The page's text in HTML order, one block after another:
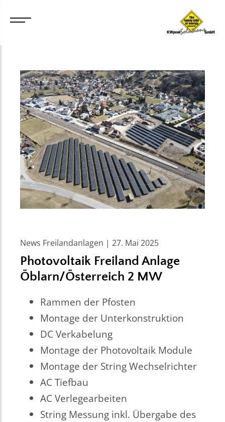
News Freilandanlagen | 27. Mai 2025
Photovoltaik Freiland Anlage
Öblarn/Österreich 2 MW
Rammen der Pfosten
Montage der Unterkonstruktion
DC Verkabelung
Montage der Photovoltaik Module
Montage der String Wechselrichter
AC Tiefbau
AC Verlegearbeiten
String Messung inkl. Übergabe des